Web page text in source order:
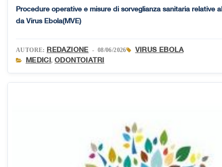
Procedure operative e misure di sorveglianza sanitaria relative
da Virus Ebola(MVE)
AUTORE: REDAZIONE - 08/06/2026
VIRUS EBOLA
MEDICI,ODONTOIATRI